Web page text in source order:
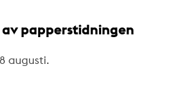
papperstidningen
augusti.